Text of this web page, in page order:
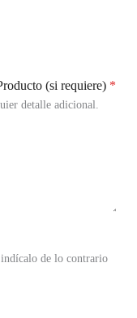
(si requiere) *
detalle adicional.
de lo contrario